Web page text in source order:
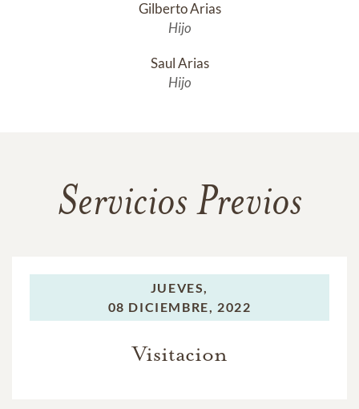
Gilberto Arias
Hijo
Saul Arias
Hijo
Servicios Previos
JUEVES,
08 DICIEMBRE, 2022
Visitacion